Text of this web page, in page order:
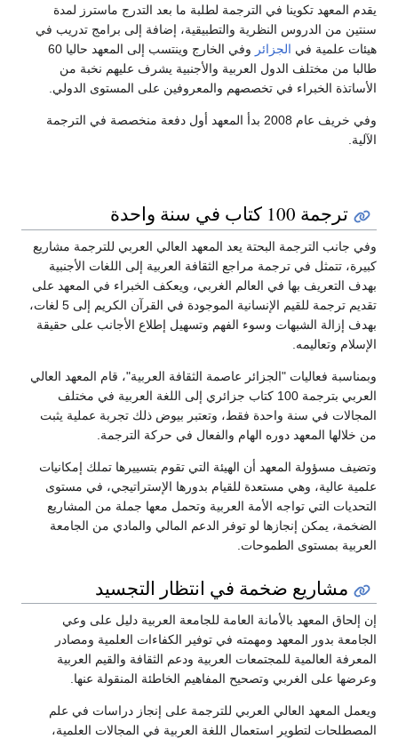
الترجمة لطلبة ما بعد التدرج ماسترز لمدة
والتطبيقية، إضافة إلى برامج تدريب في
وفي الخارج وينتسب إلى المعهد حاليا 60
العربية والأجنبية يشرف عليهم نخبة من
تخصصهم والمعروفين على المستوى الدولي.
وفي خريف عام 2008 بدأ المعهد أول دفعة منخصصة في الترجمة
يعد المعهد العالي العربي للترجمة مشاريع
مراجع الثقافة العربية إلى اللغات الأجنبية
العالم الغربي، ويعكف الخبراء في المعهد على
تقديم ترجمة للقيم الإنسانية الموجودة في القرآن الكريم إلى 5 لغات،
وسوء الفهم وتسهيل إطلاع الأجانب على حقيقة
عاصمة الثقافة العربية"، قام المعهد العالي
العربي بترجمة 100 كتاب جزائري إلى اللغة العربية في مختلف
فقط، وتعتبر بيوض ذلك تجربة عملية يثبت
الهام والفعال في حركة الترجمة.
أن الهيئة التي تقوم بتسييرها تملك إمكانيات
للقيام بدورها الإستراتيجي، في مستوى
الأمة العربية وتحمل معها جملة من المشاريع
لو توفر الدعم المالي والمادي من الجامعة
في انتظار التجسيد
العامة للجامعة العربية دليل على وعي
ومهمته في توفير الكفاءات العلمية ومصادر
العربية ودعم الثقافة والقيم العربية
المفاهيم الخاطئة المنقولة عنها.
العربي للترجمة على إنجاز دراسات في علم
اللغة العربية في المجالات العلمية،